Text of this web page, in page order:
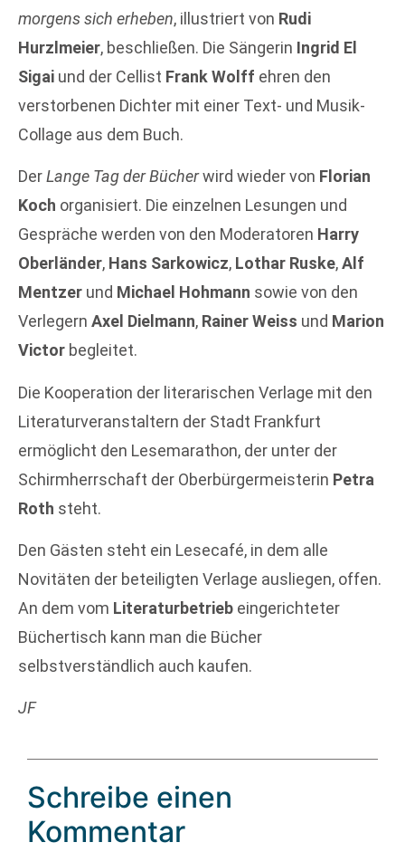
morgens sich erheben, illustriert von Rudi
Hurzlmeier, beschließen. Die Sängerin Ingrid El
Sigai und der Cellist Frank Wolff ehren den
verstorbenen Dichter mit einer Text- und Musik-
Collage aus dem Buch.
DerLange Tag der Bücherwird wieder von Florian
Koch organisiert. Die einzelnen Lesungen und
Gespräche werden von den Moderatoren Harry
Oberländer, Hans Sarkowicz, Lothar Ruske,Alf
Mentzer und Michael Hohmann sowie von den
Verlegern Axel Dielmann, Rainer Weiss und Marion
Victor begleitet.
Die Kooperation der literarischen Verlage mit den
Literaturveranstaltern der Stadt Frankfurt
ermöglicht den Lesemarathon, der unter der
Schirmherrschaft der Oberbürgermeisterin Petra
Roth steht.
Den Gästen steht ein Lesecafé, in dem alle
Novitäten der beteiligten Verlage ausliegen, offen.
An dem vom Literaturbetrieb eingerichteter
Büchertisch kann man die Bücher
selbstverständlich auch kaufen.
JF
Schreibe einen
Kommentar